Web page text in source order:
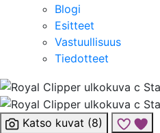
Blogi
Esitteet
Vastuullisuus
Tiedotteet
Katso kuvat (8)